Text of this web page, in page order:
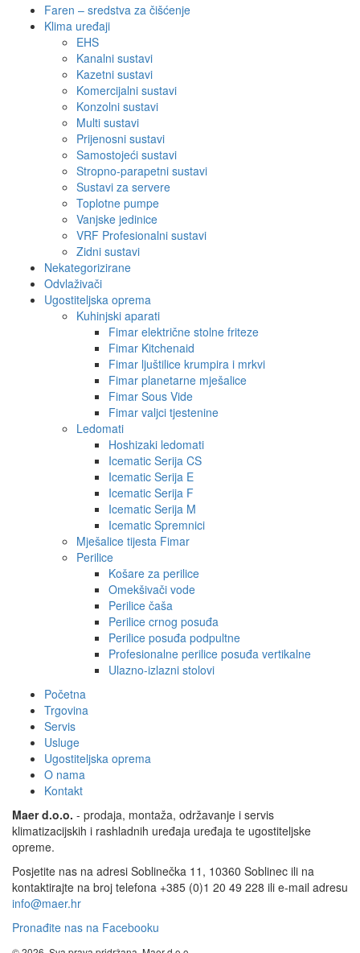
Faren – sredstva za čišćenje
Klima uređaji
EHS
Kanalni sustavi
Kazetni sustavi
Komercijalni sustavi
Konzolni sustavi
Multi sustavi
Prijenosni sustavi
Samostojeći sustavi
Stropno-parapetni sustavi
Sustavi za servere
Toplotne pumpe
Vanjske jedinice
VRF Profesionalni sustavi
Zidni sustavi
Nekategorizirane
Odvlaživači
Ugostiteljska oprema
Kuhinjski aparati
Fimar električne stolne friteze
Fimar Kitchenaid
Fimar ljuštilice krumpira i mrkvi
Fimar planetarne mješalice
Fimar Sous Vide
Fimar valjci tjestenine
Ledomati
Hoshizaki ledomati
Icematic Serija CS
Icematic Serija E
Icematic Serija F
Icematic Serija M
Icematic Spremnici
Mješalice tijesta Fimar
Perilice
Košare za perilice
Omekšivači vode
Perilice čaša
Perilice crnog posuđa
Perilice posuđa podpultne
Profesionalne perilice posuđa vertikalne
Ulazno-izlazni stolovi
Početna
Trgovina
Servis
Usluge
Ugostiteljska oprema
O nama
Kontakt
Maer d.o.o. - prodaja, montaža, održavanje i servis
klimatizacijskih i rashladnih uređaja uređaja te ugostiteljske
opreme.
Posjetite nas na adresi Soblinečka 11, 10360 Soblinec ili na
kontaktirajte na broj telefona +385 (0)1 20 49 228 ili e-mail adresu
info@maer.hr
Pronađite nas na Facebooku